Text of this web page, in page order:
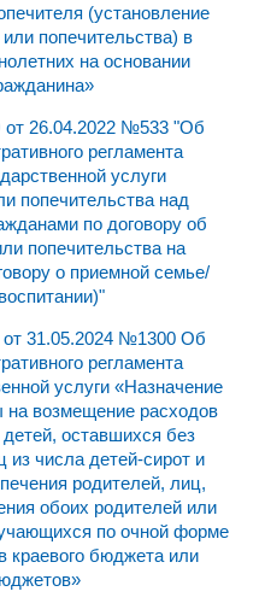
(установление
попечительства) в
на основании
26.04.2022 №533 "Об
регламента
услуги
попечительства над
по договору об
попечительства на
о приемной семье/
31.05.2024 №1300 Об
регламента
услуги «Назначение
на возмещение расходов
оставшихся без
из числа детей-сирот и
родителей, лиц,
обоих родителей или
по очной форме
краевого бюджета или